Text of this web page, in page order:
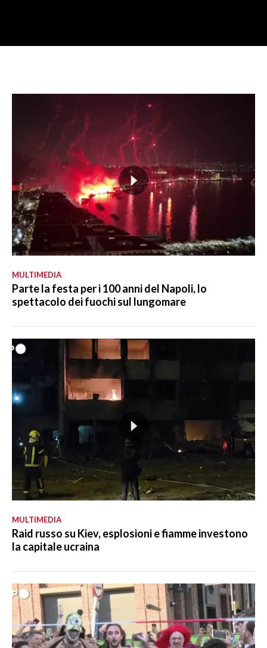
MULTIMEDIA
Parte la festa per i 100 anni del Napoli, lo
spettacolo dei fuochi sul lungomare
MULTIMEDIA
Raid russo su Kiev, esplosioni e fiamme investono
la capitale ucraina